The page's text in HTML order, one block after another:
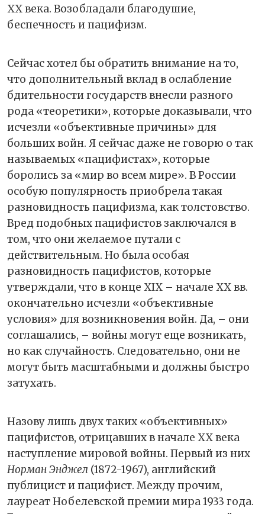
ХХ века. Возобладали благодушие,
беспечность и пацифизм.
Сейчас хотел бы обратить внимание на то,
что дополнительный вклад в ослабление
бдительности государств внесли разного
рода «теоретики», которые доказывали, что
исчезли «объективные причины» для
больших войн. Я сейчас даже не говорю о так
называемых «пацифистах», которые
боролись за «мир во всем мире». В России
особую популярность приобрела такая
разновидность пацифизма, как толстовство.
Вред подобных пацифистов заключался в
том, что они желаемое путали с
действительным. Но была особая
разновидность пацифистов, которые
утверждали, что в конце XIX – начале XX вв.
окончательно исчезли «объективные
условия» для возникновения войн. Да, – они
соглашались, – войны могут еще возникать,
но как случайность. Следовательно, они не
могут быть масштабными и должны быстро
затухать.
Назову лишь двух таких «объективных»
пацифистов, отрицавших в начале ХХ века
наступление мировой войны. Первый из них
Норман Энджел (1872-1967), английский
публицист и пацифист. Между прочим,
лауреат Нобелевской премии мира 1933 года.